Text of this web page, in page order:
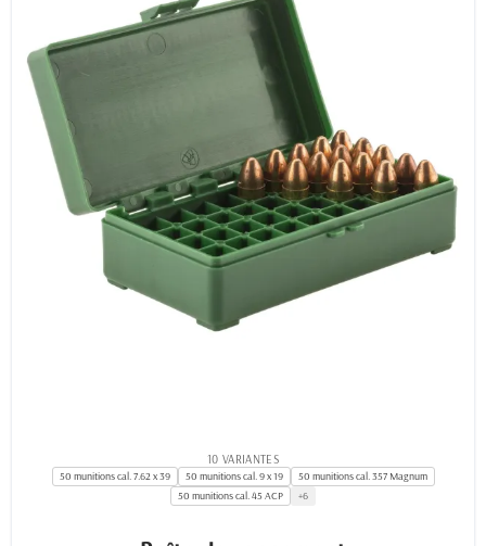
10 VARIANTES
50 munitions cal. 7.62 x 39 50 munitions cal. 9 x 19
50 munitions cal. 357 Magnum
50 munitions cal. 45 ACP
+6